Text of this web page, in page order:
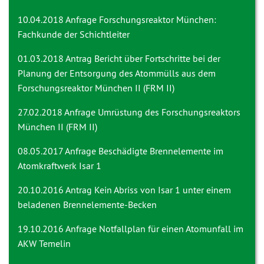
10.04.2018 Anfrage Forschungsreaktor München:
Fachkunde der Schichtleiter
01.03.2018 Antrag Bericht über Fortschritte bei der
Planung der Entsorgung des Atommülls aus dem
Forschungsreaktor München II (FRM II)
27.02.2018 Anfrage Umrüstung des Forschungsreaktors
München II (FRM II)
08.05.2017 Anfrage Beschädigte Brennelemente im
Atomkraftwerk Isar 1
20.10.2016 Antrag Kein Abriss von Isar 1 unter einem
beladenen Brennelemente-Becken
19.10.2016 Anfrage Notfallplan für einen Atomunfall im
AKW Temelin